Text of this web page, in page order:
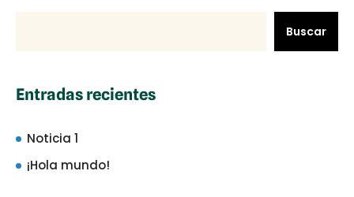
Buscar
Entradas recientes
Noticia 1
¡Hola mundo!